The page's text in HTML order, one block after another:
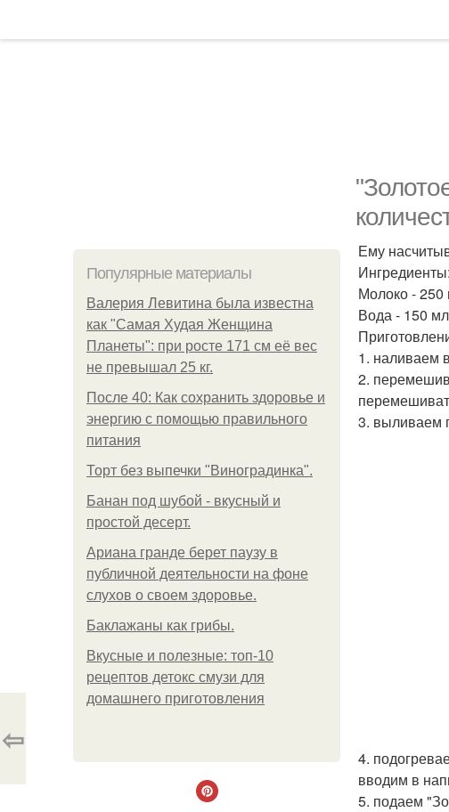
Популярные материалы
Валерия Левитина была известна
как "Самая Худая Женщина
Планеты": при росте 171 см её вес
не превышал 25 кг.
После 40: Как сохранить здоровье и
энергию с помощью правильного
питания
Торт без выпечки "Виноградинка".
Банан под шубой - вкусный и
простой десерт.
Ариана гранде берет паузу в
публичной деятельности на фоне
слухов о своем здоровье.
Баклажаны как грибы.
Вкусные и полезные: топ-10
рецептов детокс смузи для
домашнего приготовления
Ему
Ингредиенты:
Молоко - 250
Вода - 150
1. наливаем
2.
3. выливаем
4.
вводим в
5. подаем
⇦